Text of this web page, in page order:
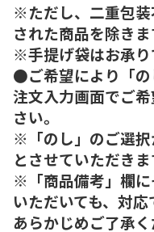
※ただし、二重包
された商品を除きま
※手提げ袋はお承り
●ご希望により「の
注文入力画面でご
さい。
※「のし」のご選択
とさせていただきま
※「商品備考」欄
いただいても、対応
あらかじめご了承く